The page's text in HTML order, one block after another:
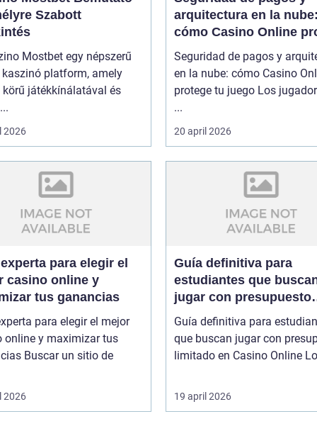
Szabott
Mostbet egy népszerű
platform, amely
körű játékkínálatával és
2026
arquitectura en la
cómo Casino Online
tu juego
Seguridad de pagos y
en la nube: cómo Casino
protege tu juego Los
...
20 april 2026
para elegir el
casino online y
tus ganancias
para elegir el mejor
online y maximizar tus
un sitio de
2026
Guía definitiva para
estudiantes que
jugar con presupuesto
limitado en Casino
Guía definitiva para
que buscan jugar con
limitado
19 april 2026